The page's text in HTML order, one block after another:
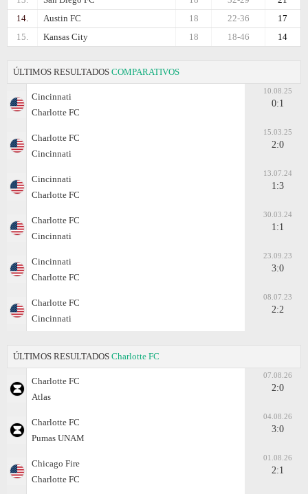
14.
Austin FC 17
22-36
18
15.
Kansas City 14
18-46
18
ÚLTIMOS RESULTADOS COMPARATIVOS
Cincinnati
Charlotte FC
10.08.25
0:1
Charlotte FC
Cincinnati
15.03.25
2:0
Cincinnati
Charlotte FC
13.07.24
1:3
Charlotte FC
Cincinnati
30.03.24
1:1
Cincinnati
Charlotte FC
23.09.23
3:0
Charlotte FC
Cincinnati
08.07.23
2:2
ÚLTIMOS RESULTADOS Charlotte FC
Charlotte FC
Atlas
07.08.26
2:0
Charlotte FC
Pumas UNAM
04.08.26
3:0
Chicago Fire
Charlotte FC
01.08.26
2:1